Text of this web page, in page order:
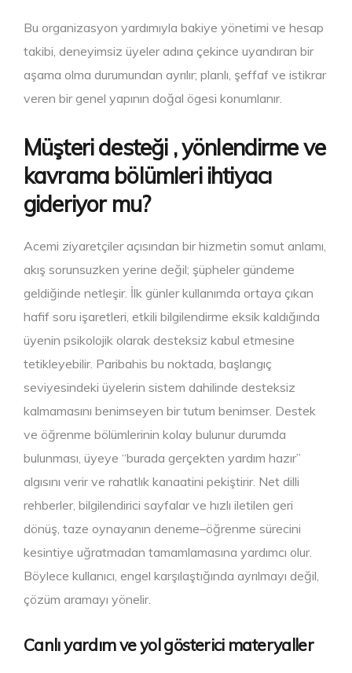
Bu organizasyon yardımıyla bakiye yönetimi ve hesap
takibi, deneyimsiz üyeler adına çekince uyandıran bir
aşama olma durumundan ayrılır; planlı, şeffaf ve istikrar
veren bir genel yapının doğal ögesi konumlanır.
Müşteri desteği , yönlendirme ve
kavrama bölümleri ihtiyacı
gideriyor mu?
Acemi ziyaretçiler açısından bir hizmetin somut anlamı,
akış sorunsuzken yerine değil; şüpheler gündeme
geldiğinde netleşir. İlk günler kullanımda ortaya çıkan
hafif soru işaretleri, etkili bilgilendirme eksik kaldığında
üyenin psikolojik olarak desteksiz kabul etmesine
tetikleyebilir. Paribahis bu noktada, başlangıç
seviyesindeki üyelerin sistem dahilinde desteksiz
kalmamasını benimseyen bir tutum benimser. Destek
ve öğrenme bölümlerinin kolay bulunur durumda
bulunması, üyeye “burada gerçekten yardım hazır”
algısını verir ve rahatlık kanaatini pekiştirir. Net dilli
rehberler, bilgilendirici sayfalar ve hızlı iletilen geri
dönüş, taze oynayanın deneme–öğrenme sürecini
kesintiye uğratmadan tamamlamasına yardımcı olur.
Böylece kullanıcı, engel karşılaştığında ayrılmayı değil,
çözüm aramayı yönelir.
Canlı yardım ve yol gösterici materyaller